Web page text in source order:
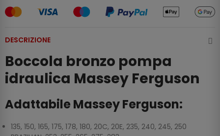
DESCRIZIONE
Boccola bronzo pompa
idraulica Massey Ferguson
Adattabile Massey Ferguson:
135, 150, 165, 175, 178, 180, 20C, 20E, 235, 240, 245, 250